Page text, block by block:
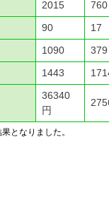
2015 760
90 17
1090 379
1443
36340
円
となりました。